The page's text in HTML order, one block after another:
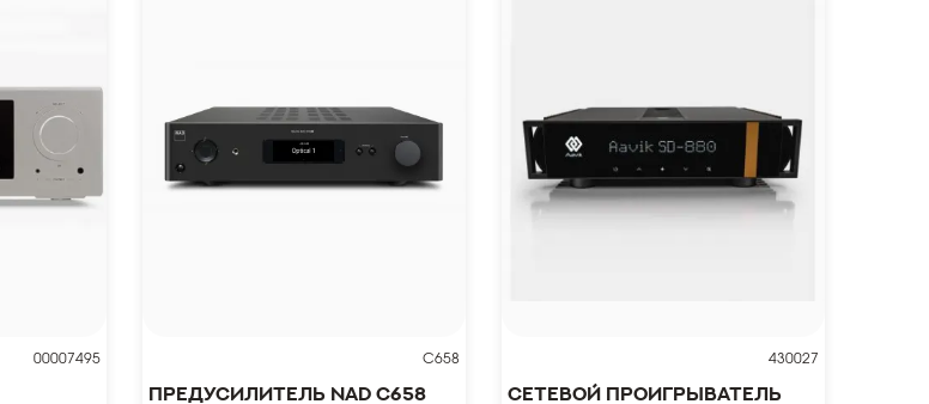
00007495 C658
Предусилитель NAD C658
430027
Сетевой проигрыватель